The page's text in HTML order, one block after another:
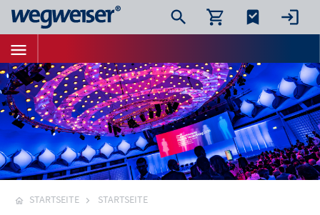
STARTSEITE STARTSEITE